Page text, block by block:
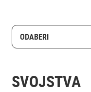
ODABERI
SVOJSTVA